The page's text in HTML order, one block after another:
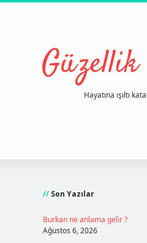
Güzellik
Hayatına ışıltı
Son Yazılar
Burkan ne anlama gelir ?
Ağustos 6, 2026